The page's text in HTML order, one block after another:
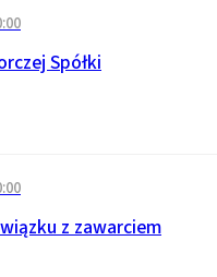
Spółki
z zawarciem